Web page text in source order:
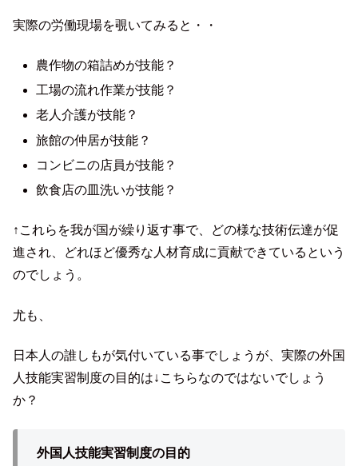
実際の労働現場を覗いてみると・・
農作物の箱詰めが技能？
工場の流れ作業が技能？
老人介護が技能？
旅館の仲居が技能？
コンビニの店員が技能？
飲食店の皿洗いが技能？
↑これらを我が国が繰り返す事で、どの様な技術伝達が促
進され、どれほど優秀な人材育成に貢献できているという
のでしょう。
尤も、
日本人の誰しもが気付いている事でしょうが、実際の外国
人技能実習制度の目的は↓こちらなのではないでしょう
か？
外国人技能実習制度の目的